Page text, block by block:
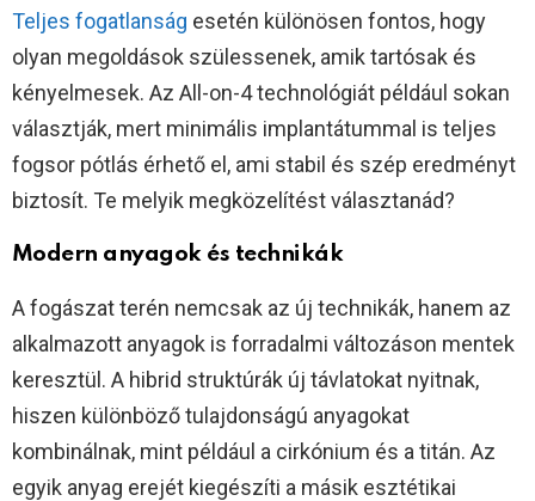
Teljes fogatlanság esetén különösen fontos, hogy
olyan megoldások szülessenek, amik tartósak és
kényelmesek. Az All-on-4 technológiát például sokan
választják, mert minimális implantátummal is teljes
fogsor pótlás érhető el, ami stabil és szép eredményt
biztosít. Te melyik megközelítést választanád?
Modern anyagok és technikák
A fogászat terén nemcsak az új technikák, hanem az
alkalmazott anyagok is forradalmi változáson mentek
keresztül. A hibrid struktúrák új távlatokat nyitnak,
hiszen különböző tulajdonságú anyagokat
kombinálnak, mint például a cirkónium és a titán. Az
egyik anyag erejét kiegészíti a másik esztétikai